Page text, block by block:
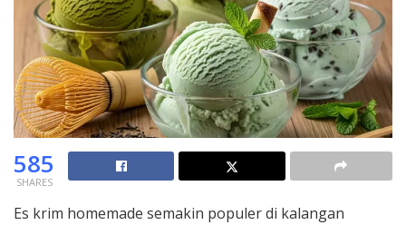
585
SHARES
Es krim homemade semakin populer di kalangan